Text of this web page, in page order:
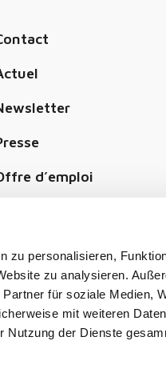
zu personalisieren,
zu analysieren.
für soziale Medien,
mit weiteren
Nutzung der Dienste
d’emploi